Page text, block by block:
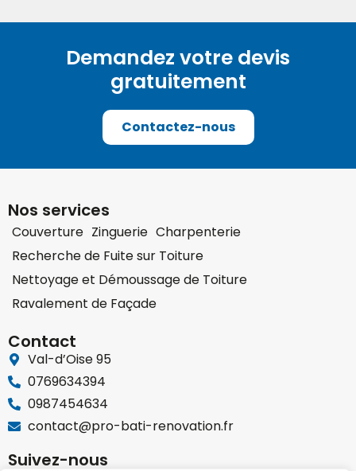
Demandez votre devis
gratuitement
Contactez-nous
Nos services
Couverture Zinguerie Charpenterie
Recherche de Fuite sur Toiture
Nettoyage et Démoussage de Toiture
Ravalement de Façade
Contact
Val-d’Oise 95
0769634394
0987454634
contact@pro-bati-renovation.fr
Suivez-nous